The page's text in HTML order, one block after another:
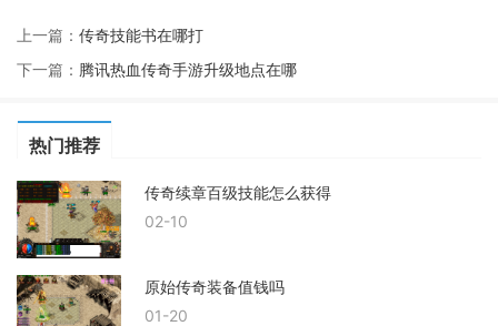
上一篇： 传奇技能书在哪打
下一篇： 腾讯热血传奇手游升级地点在哪
热门推荐
传奇续章百级技能怎么获得
02-10
原始传奇装备值钱吗
01-20